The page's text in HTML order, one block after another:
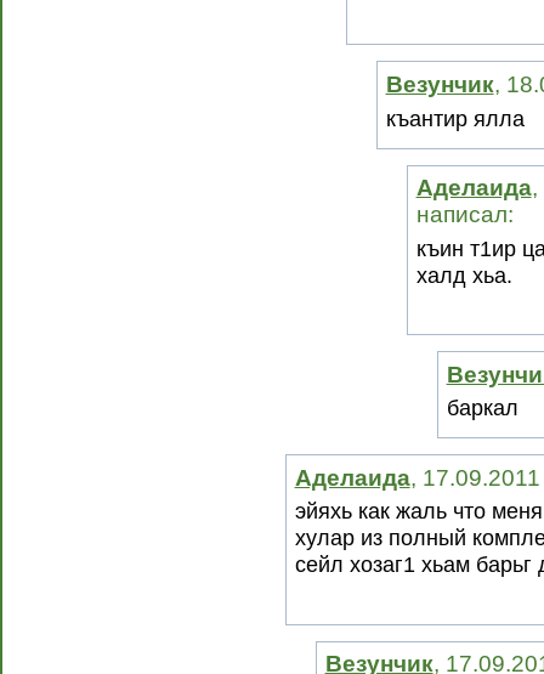
Везунчик,
къантир ялла
Аделаида,
написал:
къин т1ир
халд хьа.
баркал
Аделаида,
эйяхь как жаль что
хулар из полный
сейл хозаг1 хьам
Везунчик,